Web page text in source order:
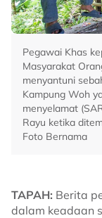
Pegawai Khas
Masyarakat
menyantuni
Kampung Woh
menyelamat
Rayu ketika
Foto Bernama
TAPAH: Berita
dalam keadaan